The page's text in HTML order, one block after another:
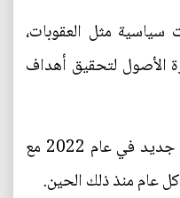
سياسية مثل العقوبات،
الأصول لتحقيق أهداف
ووصل هذا التكتيك إلى مستوى جديد في عام 2022 مع
عام منذ ذلك الحين.